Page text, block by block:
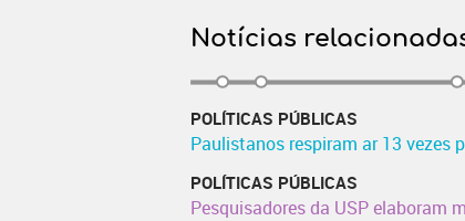
Notícias
POLÍTICAS PÚBLICAS
Paulistanos respiram ar 13 vezes
POLÍTICAS PÚBLICAS
Pesquisadores da USP elaboram